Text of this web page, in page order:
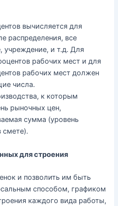
вычисляется для
распределения, все
,учреждение, и т.д.Для
рабочих мест и для
рабочих мест должен
числа.
, к которым
рыночных цен,
сумма (уровень
смете).
длястроения
и позволить им быть
способом, графиком
каждого вида работы,